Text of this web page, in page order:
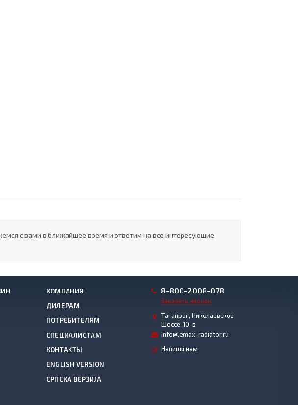
с вами в ближайшее время и ответим на все интересующие
КОМПАНИЯ
ДИЛЕРАМ
ПОТРЕБИТЕЛЯМ
СПЕЦИАЛИСТАМ
КОНТАКТЫ
ENGLISH VERSION
СРПСКА ВЕРЗИЈА
8-800-2008-078
Заказать звонок
Таганрог, Николаевское
Шоссе, 10-в
info@lemax-radiator.ru
Напиши нам